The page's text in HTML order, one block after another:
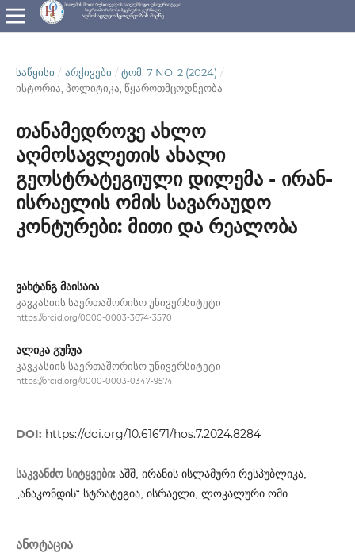
ᲡᲐᲬᲧᲘᲡᲘ / ᲐᲠᲥᲘᲕᲔᲑᲘ / ᲢᲝᲛ. 7 NO. 2 (2024) /
ისტორია, პოლიტიკა, წყაროთმცოდნეობა
თანამედროვე ახლო
აღმოსავლეთის ახალი
გეოსტრატეგიული დილემა - ირან-
ისრაელის ომის სავარაუდო
კონტურები: მითი და რეალობა
ვახტანგ მაისაია
კავკასიის საერთაშორისო უნივერსიტეტი
https://orcid.org/0000-0003-3674-3570
ალიკა გუჩუა
კავკასიის საერთაშორისო უნივერსიტეტი
https://orcid.org/0000-0003-0347-9574
DOI: https://doi.org/10.61671/hos.7.2024.8284
საკვანძო სიტყვები: აშშ, ირანის ისლამური რესპუბლიკა,
„ანაკონდის“ სტრატეგია, ისრაელი, ლოკალური ომი
ᲐᲜᲝᲢᲐᲪᲘᲐ